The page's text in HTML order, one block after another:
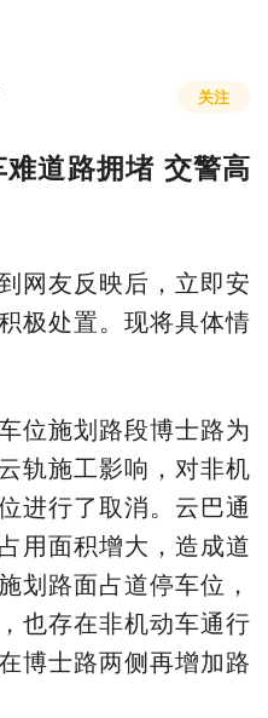
关注
道路拥堵 交警高
网友反映后，立即安
极处置。现将具体情
位施划路段博士路为
轨施工影响，对非机
进行了取消。云巴通
用面积增大，造成道
划路面占道停车位，
也存在非机动车通行
博士路两侧再增加路